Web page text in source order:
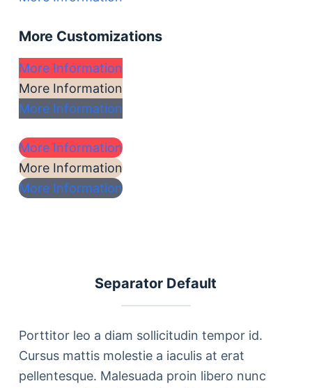
More Customizations
More Information
More Information
More Information
More Information
More Information
More Information
Separator Default
Porttitor leo a diam sollicitudin tempor id.
Cursus mattis molestie a iaculis at erat
pellentesque. Malesuada proin libero nunc